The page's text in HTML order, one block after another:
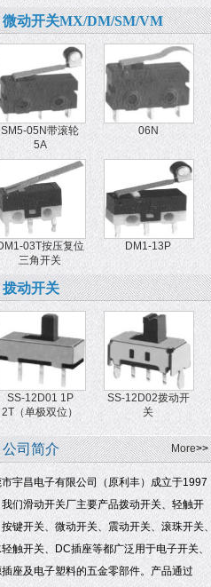
微动开关MX/DM/SM/VM
SM5-05N带滚轮
5A
06N
03T按压复位
三角开关
DM1-13P
拨动开关
SS-12D01 1P
2T（单极双位）
SS-12D02拨动开
关
More>>
公司简介
宇昌电子有限公司（原利丰）成立于1997
们滑动开关厂主要产品拨动开关、轻触开
键开关、微动开关、震动开关、滚珠开关、
触开关、DC插座等都广泛用于电子开关、
座及电子塑料的五金零部件。产品通过